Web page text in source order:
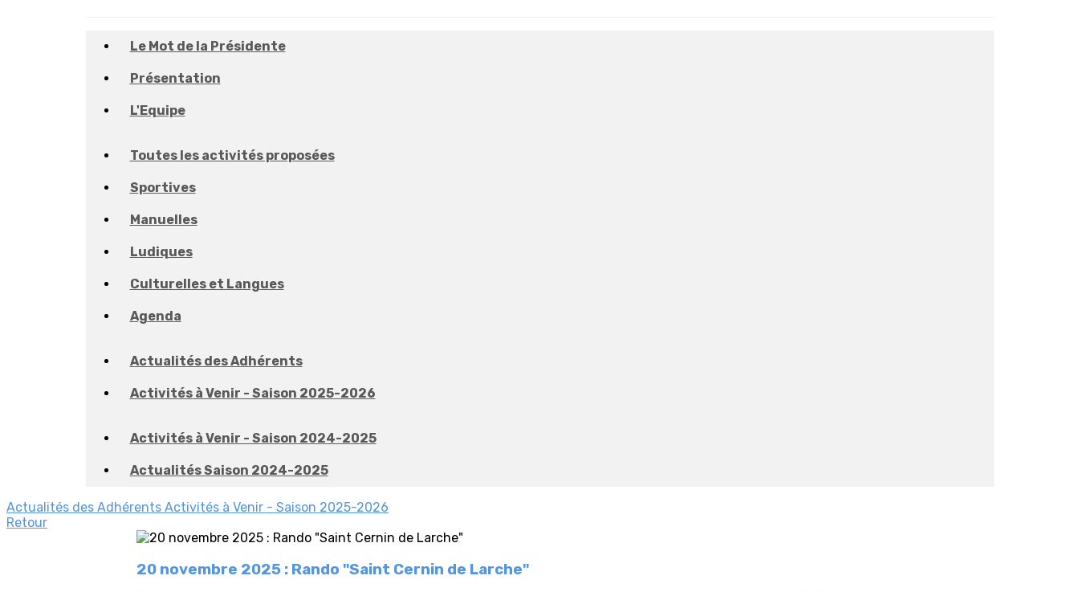
Le Mot de la Présidente
Présentation
L'Equipe
Toutes les activités proposées
Sportives
Manuelles
Ludiques
Culturelles et Langues
Agenda
Actualités des Adhérents
Activités à Venir - Saison 2025-2026
Activités à Venir - Saison 2024-2025
Actualités Saison 2024-2025
Actualités des Adhérents Activités à Venir - Saison 2025-2026
Retour
20 novembre 2025 : Rando "Saint Cernin de Larche"